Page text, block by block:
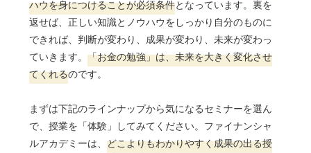
ハウを身につけることが必須条件となっています。裏を
返せば、正しい知識とノウハウをしっかり自分のものに
できれば、判断が変わり、成果が変わり、未来が変わっ
ていきます。「お金の勉強」は、未来を大きく変化させ
てくれるのです。
まずは下記のラインナップから気になるセミナーを選ん
で、授業を「体験」してみてください。ファイナンシャ
ルアカデミーは、どこよりもわかりやすく成果の出る授